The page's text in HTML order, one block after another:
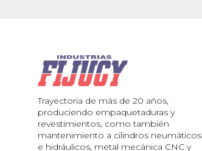
Trayectoria de más de 20 años,
produciendo empaquetaduras y
revestimientos, como también
mantenimiento a cilindros neumáticos
e hidráulicos, metal mecánica CNC y